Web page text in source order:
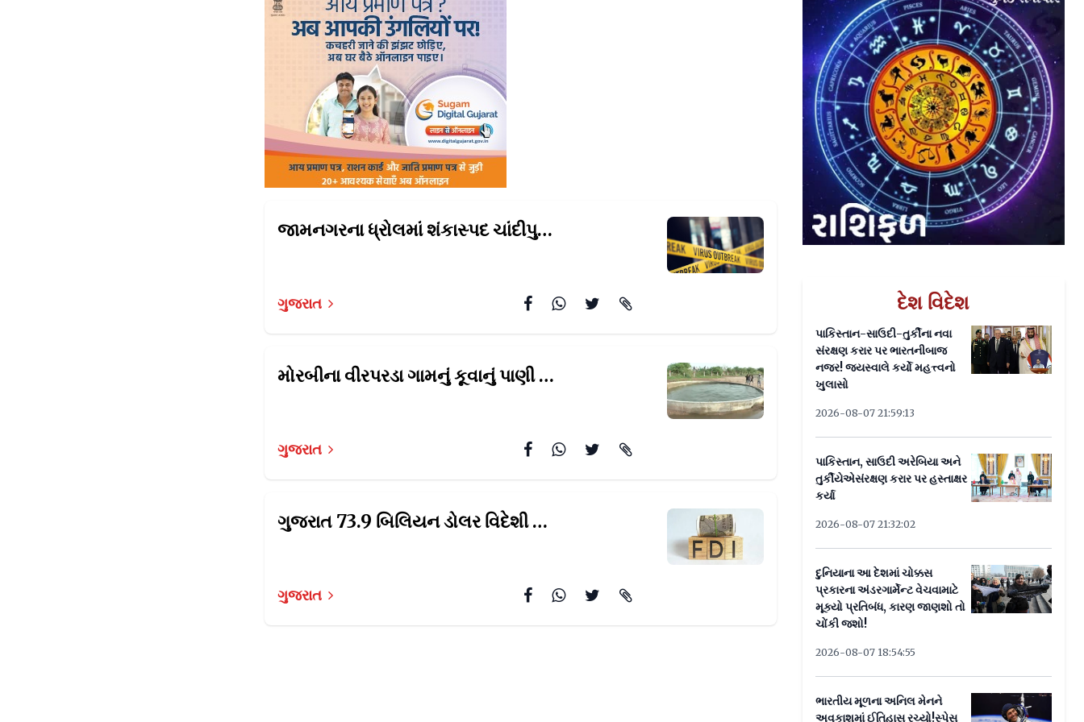
જામનગરના ધ્રોલમાં શંકાસ્પદ ચાંદીપુરા કેસમાં બાળકનું સારવાર દરમિયાન મોત
ગુજરાત
મોરબીના વીરપરડા ગામનું કૂવાનું પાણી કેમ ચઢ્યું હતું હિલોળે, વૈજ્ઞાનિકોએ આપ્યું આ કારણ?
ગુજરાત
ગુજરાત 73.9 બિલિયન ડોલર વિદેશી રોકાણ મેળવવામાં દેશમાં ટોપ પર
ગુજરાત
દેશ વિદેશ
પાકિસ્તાન-સાઉદી-તુર્કીના નવા
સંરક્ષણ કરાર પર ભારતનીબાજ
નજર! જયસ્વાલે કર્યો મહત્ત્વનો
ખુલાસો
2026-08-07 21:59:13
પાકિસ્તાન, સાઉદી અરેબિયા અને
તુર્કીયેએસંરક્ષણ કરાર પર હસ્તાક્ષર
કર્યા
2026-08-07 21:32:02
દુનિયાના આ દેશમાં ચોક્કસ
પ્રકારના અંડરગાર્મેન્ટ વેચવામાટે
મૂક્યો પ્રતિબંધ, કારણ જાણશો તો
ચોંકી જશો!
2026-08-07 18:54:55
ભારતીય મૂળના અનિલ મેનને
અવકાશમાં ઈતિહાસ રચ્યો!સ્પેસ